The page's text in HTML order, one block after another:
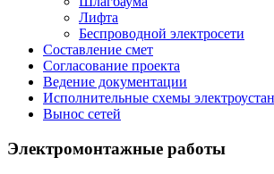
Лифта
Беспроводной электросети
Составление смет
Согласование проекта
Ведение документации
Исполнительные схемы
Вынос сетей
Электромонтажные работы